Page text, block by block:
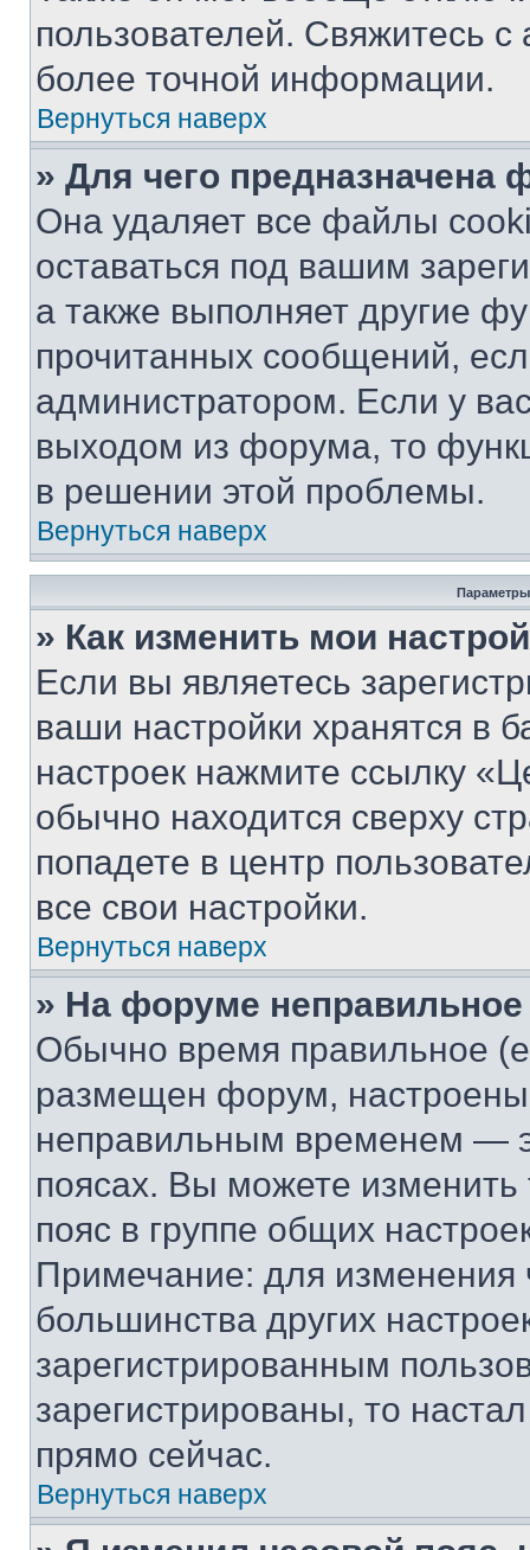
пользователей. Свяжитесь
более точной информации.
Вернуться наверх
» Для чего предназначена
Она удаляет все файлы
оставаться под вашим
а также выполняет другие
прочитанных сообщений,
администратором. Если у
выходом из форума, то
в решении этой проблемы.
Вернуться наверх
Параметры
» Как изменить мои
Если вы являетесь
ваши настройки хранятся в
настроек нажмите ссылку
обычно находится сверху
попадете в центр
все свои настройки.
Вернуться наверх
» На форуме
Обычно время правильное
размещен форум, настроены
неправильным временем —
поясах. Вы можете изменить
пояс в группе общих
Примечание: для изменения
большинства других
зарегистрированным
зарегистрированы, то
прямо сейчас.
Вернуться наверх